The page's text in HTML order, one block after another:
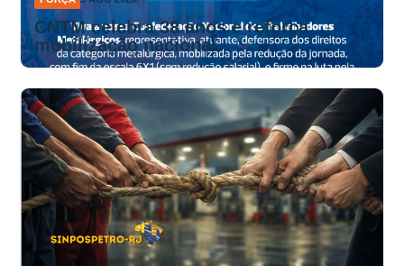
CNTM celebra 38 anos e reforça
mobilização nacional